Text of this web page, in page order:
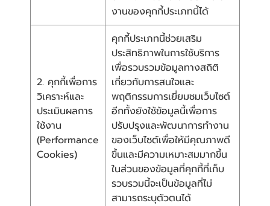
งานของคุกกี้ประเภทนี้ได้
2. คุกกี้เพื่อการ
วิเคราะห์และ
ประเมินผลการ
ใช้งาน
(Performance
Cookies)
คุกกี้ประเภทนี้ช่วยเสริม
ประสิทธิภาพในการใช้บริการ
เพื่อรวบรวมข้อมูลทางสถิติ
เกี่ยวกับการสนใจและ
พฤติกรรมการเยี่ยมชมเว็บไซต์
อีกทั้งยังใช้ข้อมูลนี้เพื่อการ
ปรับปรุงและพัฒนาการทำงาน
ของเว็บไซต์เพื่อให้มีคุณภาพดี
ขึ้นและมีความเหมาะสมมากขึ้น
ในส่วนของข้อมูลที่คุกกี้ที่เก็บ
รวบรวมนี้จะเป็นข้อมูลที่ไม่
สามารถระบุตัวตนได้